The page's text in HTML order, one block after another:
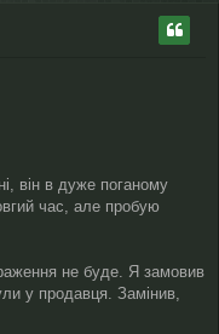
він в дуже поганому
час, але пробую
не буде. Я замовив
у продавця. Замінив,